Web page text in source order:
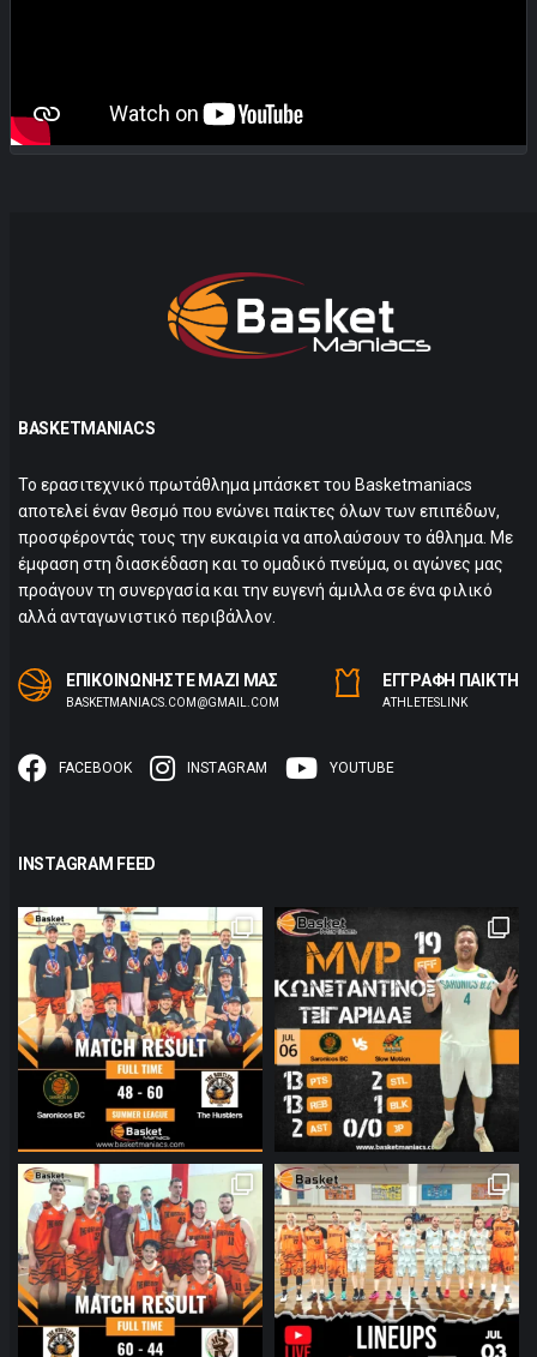
BASKETMANIACS
Το ερασιτεχνικό πρωτάθλημα μπάσκετ του Basketmaniacs
αποτελεί έναν θεσμό που ενώνει παίκτες όλων των επιπέδων,
προσφέροντάς τους την ευκαιρία να απολαύσουν το άθλημα. Με
έμφαση στη διασκέδαση και το ομαδικό πνεύμα, οι αγώνες μας
προάγουν τη συνεργασία και την ευγενή άμιλλα σε ένα φιλικό
αλλά ανταγωνιστικό περιβάλλον.
ΕΠΙΚΟΙΝΩΝΗΣΤΕ ΜΑΖΙ ΜΑΣ
BASKETMANIACS.COM@GMAIL.COM
ΕΓΓΡΑΦΗ ΠΑΙΚΤΗ
ΑTHLETESLINK
FACEBOOK INSTAGRAM YOUTUBE
INSTAGRAM FEED